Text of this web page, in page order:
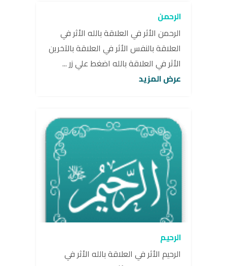
الرحمن
الرحمن الأثر في العلاقة بالله الأثر في
العلاقة بالنفس الأثر في العلاقة بالآخرين
الأثر في العلاقة بالله اضغط علي زر ...
عرض المزيد
الرحيم
الرحيم الأثر في العلاقة بالله الأثر في